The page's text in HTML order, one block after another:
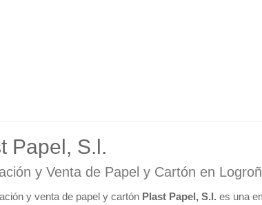
Papel, S.l.
y Venta de Papel y Cartón en
y venta de papel y cartón Plast Papel, S.l. es una